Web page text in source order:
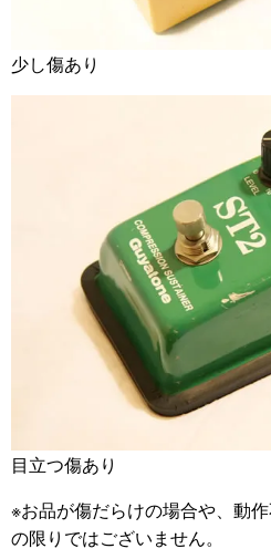
少し傷あり
目立つ傷あり
※お品が傷だらけの場合や、動
の限りではございません。